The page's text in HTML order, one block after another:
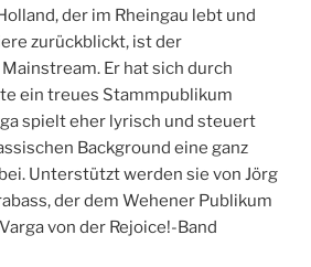
der im Rheingau lebt und
zurückblickt, ist der
Er hat sich durch
ein treues Stammpublikum
spielt eher lyrisch und steuert
Background eine ganz
Unterstützt werden sie von Jörg
der dem Wehener Publikum
von der Rejoice!-Band